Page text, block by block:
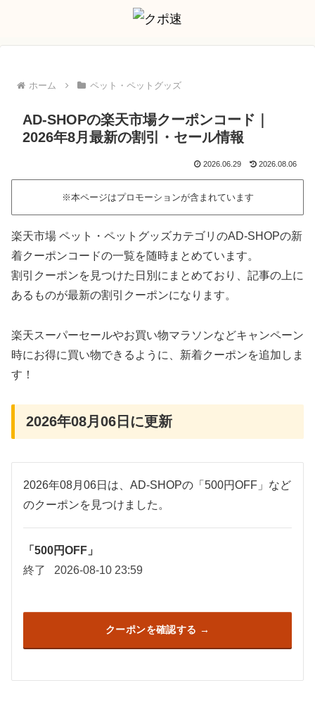
ホーム ペット・ペットグッズ
AD-SHOPの楽天市場クーポンコード｜
2026年8月最新の割引・セール情報
2026.06.29 2026.08.06
※本ページはプロモーションが含まれています
楽天市場 ペット・ペットグッズカテゴリのAD-SHOPの新
着クーポンコードの一覧を随時まとめています。
割引クーポンを見つけた日別にまとめており、記事の上に
あるものが最新の割引クーポンになります。
楽天スーパーセールやお買い物マラソンなどキャンペーン
時にお得に買い物できるように、新着クーポンを追加しま
す！
2026年08月06日に更新
2026年08月06日は、AD-SHOPの「500円OFF」など
のクーポンを見つけました。
「500円OFF」
終了
2026-08-10 23:59
クーポンを確認する